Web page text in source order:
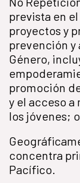
prevista en
proyectos y
prevención y
Género,
promoción
y el acceso a
los jóvenes;
concentra
Pacífico.